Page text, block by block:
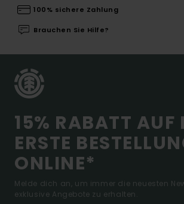
100% sichere Zahlung
Brauchen Sie Hilfe?
15% RABATT AUF
ERSTE
ONLINE*
Melde dich an, um immer die neuesten
exklusive Angebote zu erhalten.